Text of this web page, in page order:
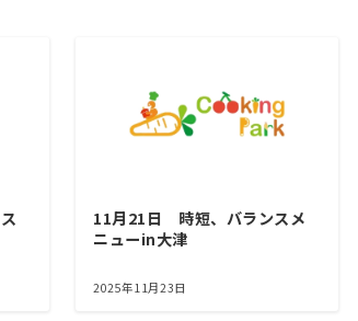
11月21日 時短、バランスメ
ニューin大津
2025年11月23日